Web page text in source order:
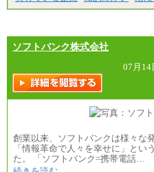
ソフトバンク株式会社
07月
創業以来、ソフトバンクは様々な
「情報革命で人々を幸せに」とい
た。 「ソフトバンク=携帯電話…